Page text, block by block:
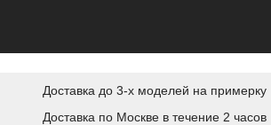
Доставка до 3-х моделей на примерку
Доставка по Москве в течение 2 часов